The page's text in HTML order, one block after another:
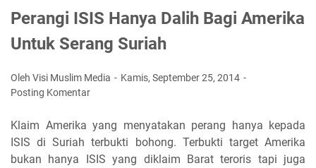
Perangi ISIS Hanya Dalih Bagi Amerika
Untuk Serang Suriah
Oleh Visi Muslim Media
Kamis, September 25, 2014
Posting Komentar
Klaim Amerika yang menyatakan perang hanya kepada
ISIS di Suriah terbukti bohong. Terbukti target Amerika
bukan hanya ISIS yang diklaim Barat teroris tapi juga